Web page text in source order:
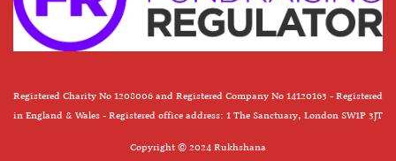
Registered Charity No 1208006 and Registered Company No 14120163 - Registered
in England & Wales - Registered office address: 1 The Sanctuary, London SW1P 3JT
Copyright © 2024 Rukhshana